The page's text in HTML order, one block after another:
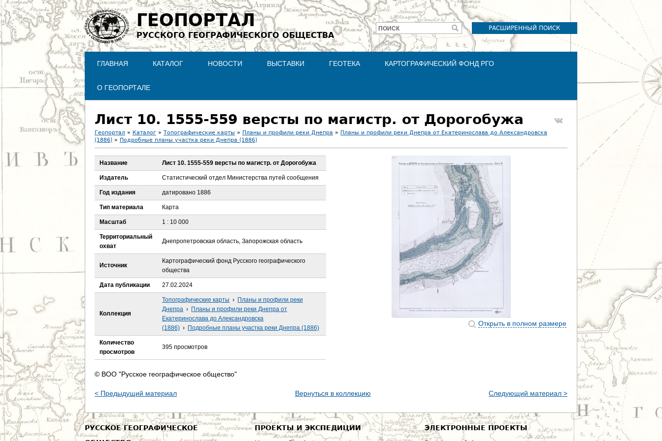
Jump to navigation
ГЕОПОРТАЛ
РУССКОГО ГЕОГРАФИЧЕСКОГО ОБЩЕСТВА
РАСШИРЕННЫЙ ПОИСК
Форма
поиска
ПОИСК
ГЛАВНАЯ КАТАЛОГ НОВОСТИ ВЫСТАВКИ ГЕОТЕКА КАРТОГРАФИЧЕСКИЙ ФОНД РГО
О ГЕОПОРТАЛЕ
Лист 10. 1555-559 версты по магистр. от Дорогобужа
В
ы
з
д
е
с
ь
Геопортал » Каталог » Топографические карты » Планы и профили реки Днепра » Планы и профили реки Днепра от Екатеринослава до Александровска
(1886) » Подробные планы участка реки Днепра (1886)
Открыть в полном размере
Название Лист 10. 1555-559 версты по магистр. от Дорогобужа
Издатель Статистический отдел Министерства путей сообщения
Год издания датировано 1886
Тип материала Карта
Масштаб 1 : 10 000
Территориальный
охват
Днепропетровская область, Запорожская область
Источник
Картографический фонд Русского географического
общества
Дата публикации 27.02.2024
Коллекция
Топографические карты › Планы и профили реки
Днепра › Планы и профили реки Днепра от
Екатеринослава до Александровска
(1886) › Подробные планы участка реки Днепра (1886)
Количество
просмотров
395 просмотров
© ВОО "Русское географическое общество"
< Предыдущий материал Вернуться в коллекцию Следующий материал >
РУССКОЕ ГЕОГРАФИЧЕСКОЕ
ПРОЕКТЫ И ЭКСПЕДИЦИИ ЭЛЕКТРОННЫЕ ПРОЕКТЫ